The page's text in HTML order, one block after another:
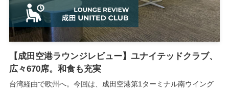
【成田空港ラウンジレビュー】ユナイテッドクラブ、
広々670席。和食も充実
台湾経由で欧州へ。今回は、成田空港第1ターミナル南ウイング